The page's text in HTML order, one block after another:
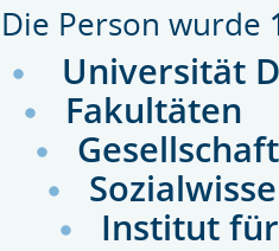
Die Person wurde
Universität
Fakultäten
Institut